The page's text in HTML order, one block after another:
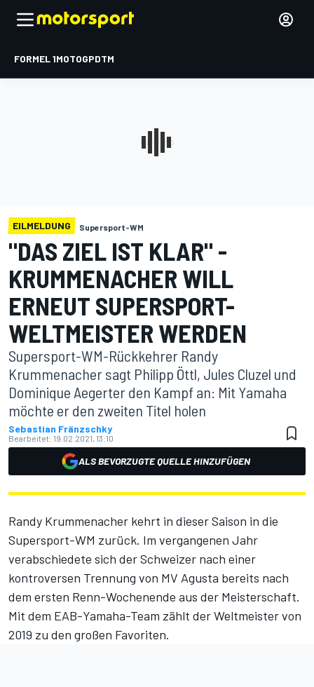
FORMEL 1MOTOGPDTM
EILMELDUNG Supersport-WM
"DAS ZIEL IST KLAR" -
KRUMMENACHER WILL
ERNEUT SUPERSPORT-
WELTMEISTER WERDEN
Supersport-WM-Rückkehrer Randy
Krummenacher sagt Philipp Öttl, Jules Cluzel und
Dominique Aegerter den Kampf an: Mit Yamaha
möchte er den zweiten Titel holen
Sebastian Fränzschky
Bearbeitet: 19.02.2021, 13:10
ALS BEVORZUGTE QUELLE HINZUFÜGEN
Randy Krummenacher kehrt in dieser Saison in die
Supersport-WM zurück. Im vergangenen Jahr
verabschiedete sich der Schweizer nach einer
kontroversen Trennung von MV Agusta bereits nach
dem ersten Renn-Wochenende aus der Meisterschaft.
Mit dem EAB-Yamaha-Team zählt der Weltmeister von
2019 zu den großen Favoriten.